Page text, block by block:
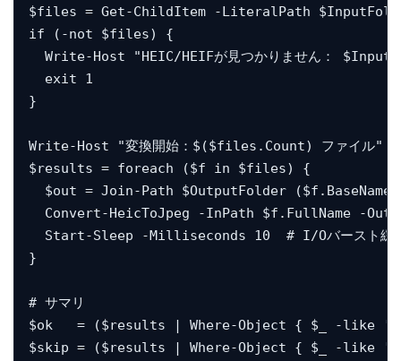
$files = Get-ChildItem -LiteralPath
if (-not $files) {
Write-Host "HEIC/HEIFが見つかりません：
  exit 1
}
Write-Host "変換開始：$($files.Count) ファイル"
$results = foreach ($f in $files) {
$out = Join-Path $OutputFolder ($f.BaseName
Convert-HeicToJpeg -InPath $f.FullName -
Start-Sleep -Milliseconds 10  # I/Oバースト緩
}
# サマリ
$ok   = ($results | Where-Object { $_ -like
$skip = ($results | Where-Object { $_ -like